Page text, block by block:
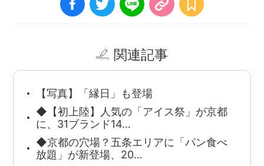
関連記事
【写真】「縁日」も登場
◆【初上陸】人気の「アイス祭」が京都
に、31ブランド14…
◆京都の穴場？五条エリアに「パン食べ
放題」が新登場、20…